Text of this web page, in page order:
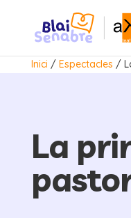
Inici / Espectacles /
La